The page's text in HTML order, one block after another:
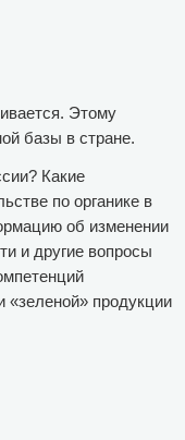
Этому
базы в стране.
Какие
по органике в
об изменении
и другие вопросы
«зеленой» продукции